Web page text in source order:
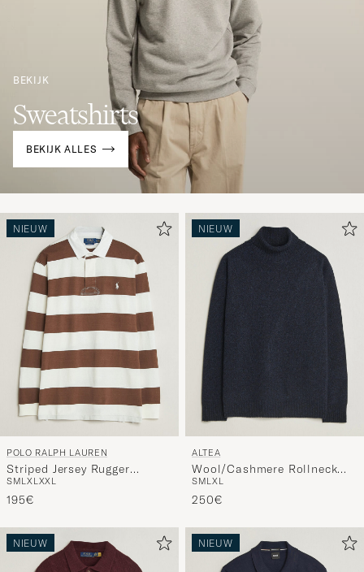
NIEUW
POLO RALPH LAUREN
Striped Jersey Rugger
Cream/Brown
SMLXLXXL
195€
NIEUW
ALTEA
Wool/Cashmere Rollneck
Navy Melange
SMLXL
250€
NIEUW NIEUW
Sweatshirts
BEKIJK
BEKIJK ALLES